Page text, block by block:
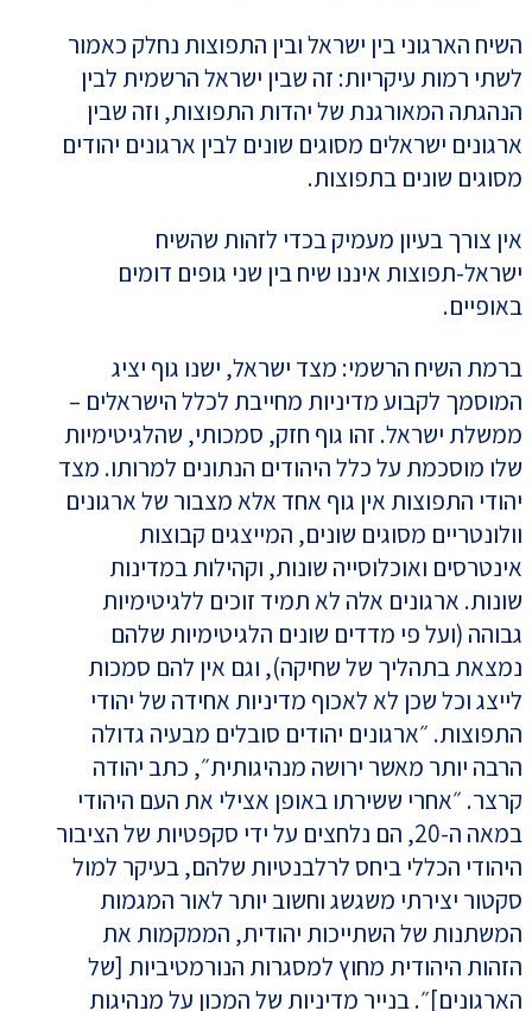
השיח הארגוני בין ישראל ובין התפוצות נחלק כאמור
לשתי רמות עיקריות: זה שבין ישראל הרשמית לבין
הנהגתה המאורגנת של יהדות התפוצות, וזה שבין
ארגונים ישראלים מסוגים שונים לבין ארגונים יהודים
מסוגים שונים בתפוצות.
אין צורך בעיון מעמיק בכדי לזהות שהשיח
ישראל-תפוצות איננו שיח בין שני גופים דומים
באופיים.
ברמת השיח הרשמי: מצד ישראל, ישנו גוף יציג
המוסמך לקבוע מדיניות מחייבת לכלל הישראלים –
ממשלת ישראל. זהו גוף חזק, סמכותי, שהלגיטימיות
שלו מוסכמת על כלל היהודים הנתונים למרותו. מצד
יהודי התפוצות אין גוף אחד אלא מצבור של ארגונים
וולונטריים מסוגים שונים, המייצגים קבוצות
אינטרסים ואוכלוסייה שונות, וקהילות במדינות
שונות. ארגונים אלה לא תמיד זוכים ללגיטימיות
גבוהה (ועל פי מדדים שונים הלגיטימיות שלהם
נמצאת בתהליך של שחיקה), וגם אין להם סמכות
לייצג וכל שכן לא לאכוף מדיניות אחידה של יהודי
התפוצות. ״ארגונים יהודים סובלים מבעיה גדולה
הרבה יותר מאשר ירושה מנהיגותית״, כתב יהודה
קרצר. ״אחרי ששירתו באופן אצילי את העם היהודי
במאה ה-20, הם נלחצים על ידי סקפטיות של הציבור
היהודי הכללי ביחס לרלבנטיות שלהם, בעיקר למול
סקטור יצירתי משגשג וחשוב יותר לאור המגמות
המשתנות של השתייכות יהודית, הממקמות את
הזהות היהודית מחוץ למסגרות הנורמטיביות [של
הארגונים]״. בנייר מדיניות של המכון על מנהיגות